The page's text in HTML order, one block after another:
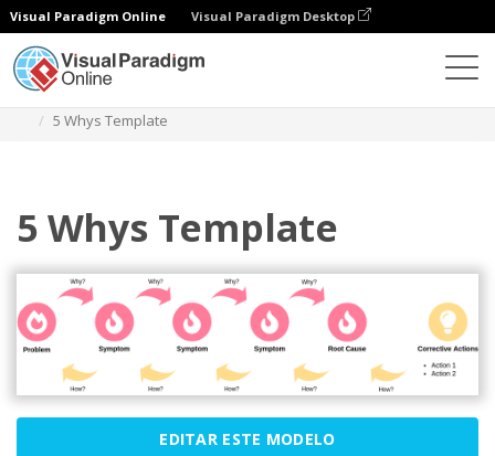
Visual Paradigm Online Visual Paradigm Desktop
5 Whys Template
5 Whys Template
EDITAR ESTE MODELO